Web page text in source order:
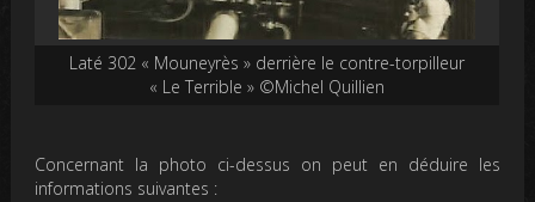
Laté 302 « Mouneyrès » derrière le contre-torpilleur
« Le Terrible » ©Michel Quillien
Concernant la photo ci-dessus on peut en déduire les
informations suivantes :